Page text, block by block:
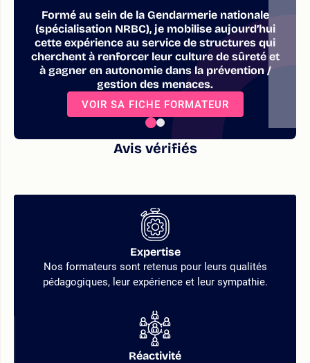
Formé au sein de la Gendarmerie nationale
(spécialisation NRBC), je mobilise aujourd’hui
cette expérience au service de structures qui
cherchent à renforcer leur culture de sûreté et
à gagner en autonomie dans la prévention /
gestion des menaces.
VOIR SA FICHE FORMATEUR
Avis vérifiés
Expertise
Nos formateurs sont retenus pour leurs qualités
pédagogiques, leur expérience et leur sympathie.
Réactivité